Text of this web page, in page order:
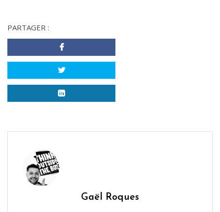
PARTAGER :
Gaël Roques